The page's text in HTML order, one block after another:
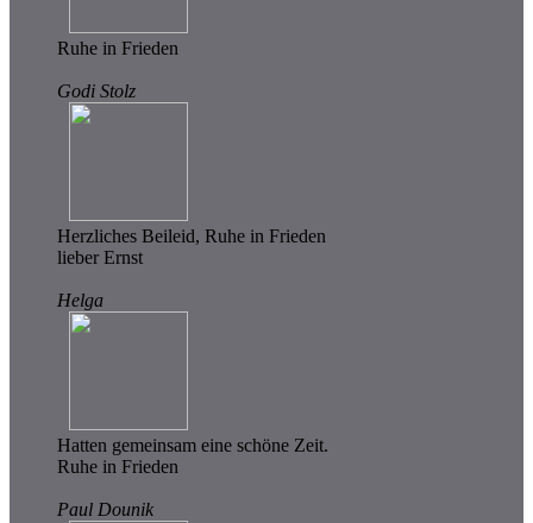
Ruhe in Frieden
Godi Stolz
Herzliches Beileid, Ruhe in Frieden
lieber Ernst
Helga
Hatten gemeinsam eine schöne Zeit.
Ruhe in Frieden
Paul Dounik